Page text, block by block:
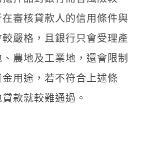
審核貸款人的信用條件與
嚴格，且銀行只會受理產
農地及工業地，還會限制
用途，若不符合上述條
款就較難通過。